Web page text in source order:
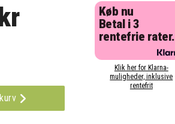
Køb nu
Betal i 3
rentefrie rater.
Klik her for Klarna-
muligheder, inklusive
rentefrit